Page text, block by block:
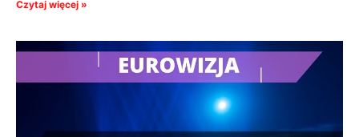
Czytaj więcej »